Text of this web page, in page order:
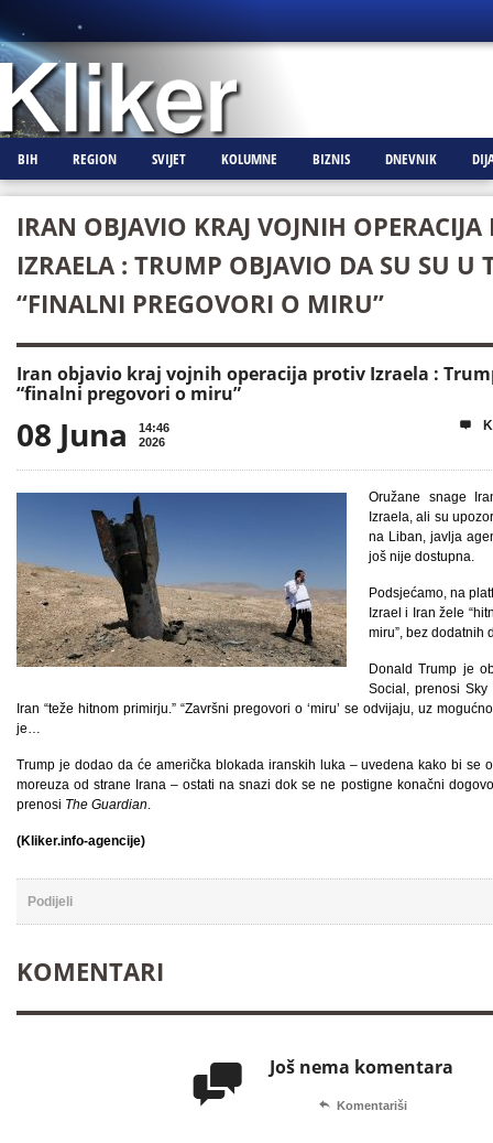
BIH REGION SVIJET KOLUMNE BIZNIS DNEVNIK
IRAN OBJAVIO KRAJ VOJNIH OPERACIJA
IZRAELA : TRUMP OBJAVIO DA SU SU U
“FINALNI PREGOVORI O MIRU”
Iran objavio kraj vojnih operacija protiv Izraela :
“finalni pregovori o miru”
08 Juna
14:46
2026

Oružane snage
Izraela, ali su
na Liban, javlja
još nije dostupna.
Podsjećamo, na
Izrael i Iran žele
miru”, bez dodatnih
Donald Trump je
Social, prenosi
Iran “teže hitnom primirju.” “Završni pregovori o ‘miru’ se odvijaju, uz
je…
Trump je dodao da će američka blokada iranskih luka – uvedena kako bi se
moreuza od strane Irana – ostati na snazi dok se ne postigne konačni
prenosi The Guardian.
(Kliker.info-agencije)
Podijeli
KOMENTARI
 Još nema komentara
 Komentariši